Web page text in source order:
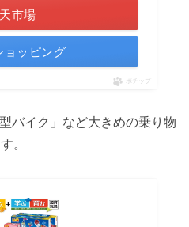
市場
ョッピング
ポチップ
バイク」など大きめの乗り物
。